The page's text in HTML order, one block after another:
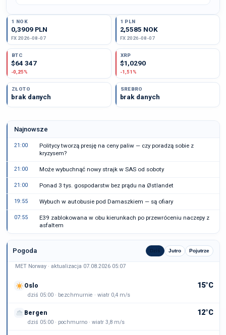
1 NOK
0,3909 PLN
FX 2026-08-07
1 PLN
2,5585 NOK
FX 2026-08-07
BTC
$64 347
-0,25%
XRP
$1,0290
-1,51%
ZŁOTO
brak danych
SREBRO
brak danych
Najnowsze
21:00
Politycy tworzą presję na ceny paliw — czy poradzą sobie z
kryzysem?
21:00 Może wybuchnąć nowy strajk w SAS od soboty
21:00 Ponad 3 tys. gospodarstw bez prądu na Østlandet
19:55 Wybuch w autobusie pod Damaszkiem — są ofiary
07:55
E39 zablokowana w obu kierunkach po przewróceniu naczepy z
asfaltem
Pogoda Dziś Jutro Pojutrze
MET Norway · aktualizacja 07.08.2026 05:07
Oslo 15°C
dziś 05:00 · bezchmurnie · wiatr 0,4 m/s
Bergen 12°C
dziś 05:00 · pochmurno · wiatr 3,8 m/s